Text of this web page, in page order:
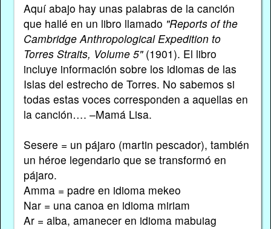
Aquí abajo hay unas palabras de la canción
que hallé en un libro llamado "Reports of the
Cambridge Anthropological Expedition to
Torres Straits, Volume 5"(1901). El libro
incluye información sobre los idiomas de las
Islas del estrecho de Torres. No sabemos si
todas estas voces corresponden a aquellas en
la canción…. –Mamá Lisa.
Sesere = un pájaro (martin pescador), también
un héroe legendario que se transformó en
pájaro.
Amma = padre en idioma mekeo
Nar = una canoa en idioma miriam
Ar = alba, amanecer en idioma mabuiag